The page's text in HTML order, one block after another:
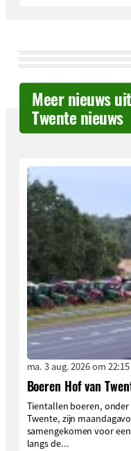
Meer nieuws
Twente nieuws
ma. 3 aug. 2026 om 22:15
Boeren Hof van
Tientallen boeren, onder
Twente, zijn
samengekomen voor
langs de...